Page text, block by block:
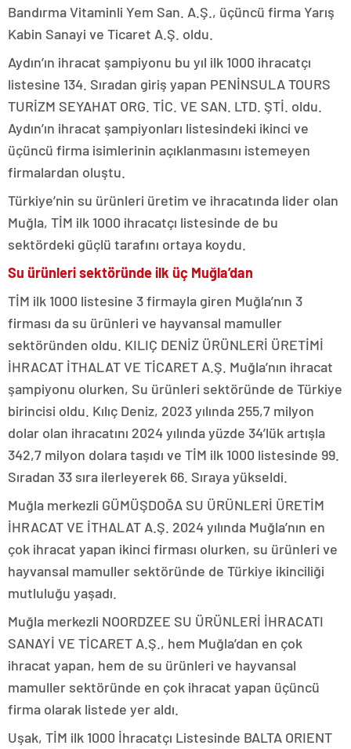
Bandırma Vitaminli Yem San. A.Ş., üçüncü firma Yarış
Kabin Sanayi ve Ticaret A.Ş. oldu.
Aydın’ın ihracat şampiyonu bu yıl ilk 1000 ihracatçı
listesine 134. Sıradan giriş yapan PENİNSULA TOURS
TURİZM SEYAHAT ORG. TİC. VE SAN. LTD. ŞTİ. oldu.
Aydın’ın ihracat şampiyonları listesindeki ikinci ve
üçüncü firma isimlerinin açıklanmasını istemeyen
firmalardan oluştu.
Türkiye’nin su ürünleri üretim ve ihracatında lider olan
Muğla, TİM ilk 1000 ihracatçı listesinde de bu
sektördeki güçlü tarafını ortaya koydu.
Su ürünleri sektöründe ilk üç Muğla’dan
TİM ilk 1000 listesine 3 firmayla giren Muğla’nın 3
firması da su ürünleri ve hayvansal mamuller
sektöründen oldu. KILIÇ DENİZ ÜRÜNLERİ ÜRETİMİ
İHRACAT İTHALAT VE TİCARET A.Ş. Muğla’nın ihracat
şampiyonu olurken, Su ürünleri sektöründe de Türkiye
birincisi oldu. Kılıç Deniz, 2023 yılında 255,7 milyon
dolar olan ihracatını 2024 yılında yüzde 34’lük artışla
342,7 milyon dolara taşıdı ve TİM ilk 1000 listesinde 99.
Sıradan 33 sıra ilerleyerek 66. Sıraya yükseldi.
Muğla merkezli GÜMÜŞDOĞA SU ÜRÜNLERİ ÜRETİM
İHRACAT VE İTHALAT A.Ş. 2024 yılında Muğla’nın en
çok ihracat yapan ikinci firması olurken, su ürünleri ve
hayvansal mamuller sektöründe de Türkiye ikinciliği
mutluluğu yaşadı.
Muğla merkezli NOORDZEE SU ÜRÜNLERİ İHRACATI
SANAYİ VE TİCARET A.Ş., hem Muğla’dan en çok
ihracat yapan, hem de su ürünleri ve hayvansal
mamuller sektöründe en çok ihracat yapan üçüncü
firma olarak listede yer aldı.
Uşak, TİM ilk 1000 İhracatçı Listesinde BALTA ORIENT